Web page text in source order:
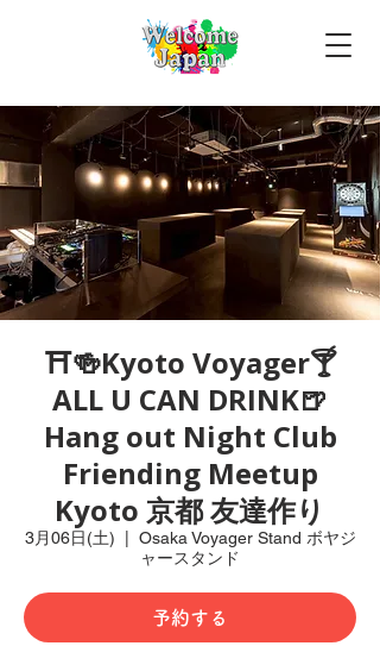
⛩🍻Kyoto Voyager🍸
ALL U CAN DRINK🍺
Hang out Night Club
Friending Meetup
Kyoto 京都 友達作り
3月06日(土)
Osaka Voyager Stand ボヤジ
ャースタンド
予約する